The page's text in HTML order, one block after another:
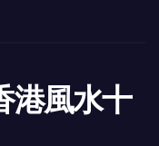
港風水十